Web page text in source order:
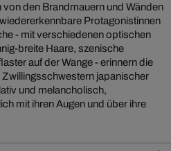
von den Brandmauern und Wänden
Protagonistinnen
- mit verschiedenen optischen
breite Haare, szenische
auf der Wange - erinnern die
Zwillingsschwestern japanischer
und melancholisch,
mit ihren Augen und über ihre